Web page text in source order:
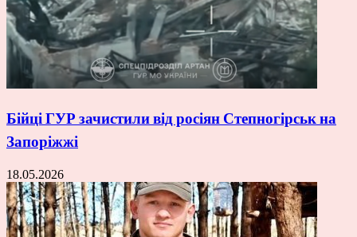
Бійці ГУР зачистили від росіян Степногірськ на
Запоріжжі
18.05.2026